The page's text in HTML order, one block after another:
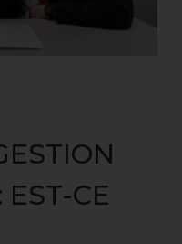
CE